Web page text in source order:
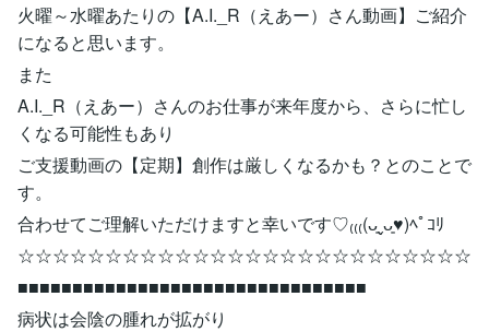
火曜～水曜あたりの【A.I._R（えあー）さん動画】ご紹介
になると思います。
また
A.I._R（えあー）さんのお仕事が来年度から、さらに忙し
くなる可能性もあり
ご支援動画の【定期】創作は厳しくなるかも？とのことで
す。
合わせてご理解いただけますと幸いです♡₍₍₍(ᴗ͈ˬᴗ͈♥︎)ﾍﾟｺﾘ
☆☆☆☆☆☆☆☆☆☆☆☆☆☆☆☆☆☆☆☆☆☆☆☆☆☆
■■■■■■■■■■■■■■■■■■■■■■■■■■■■■■■■
病状は会陰の腫れが拡がり